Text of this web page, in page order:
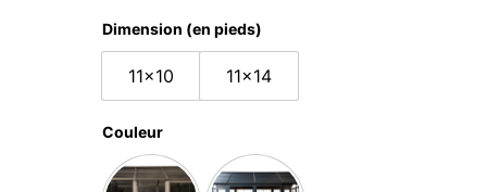
Dimension (en pieds)
11x10 11x14
Couleur